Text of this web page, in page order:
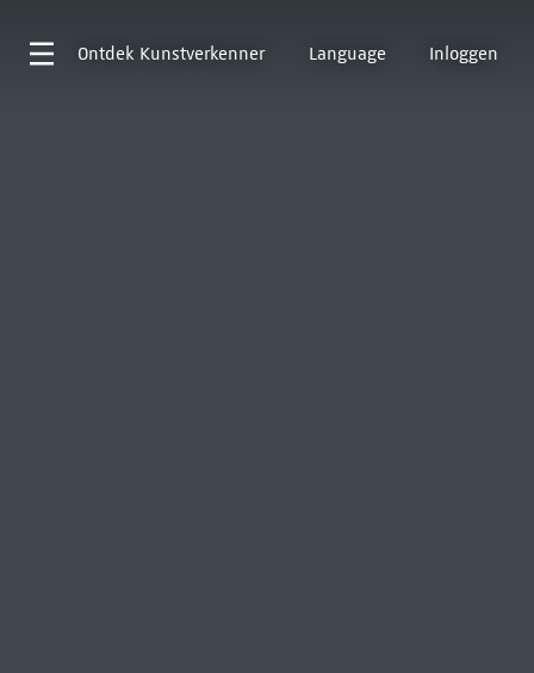
Ontdek Kunstverkenner Language Inloggen